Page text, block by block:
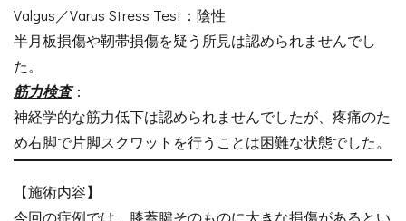
Valgus／Varus Stress Test：陰性
半月板損傷や靭帯損傷を疑う所見は認められませんでし
た。
筋力検査：
神経学的な筋力低下は認められませんでしたが、疼痛のた
め右脚で片脚スクワットを行うことは困難な状態でした。
【施術内容】
今回の症例では、膝蓋腱そのものに大きな損傷があるとい